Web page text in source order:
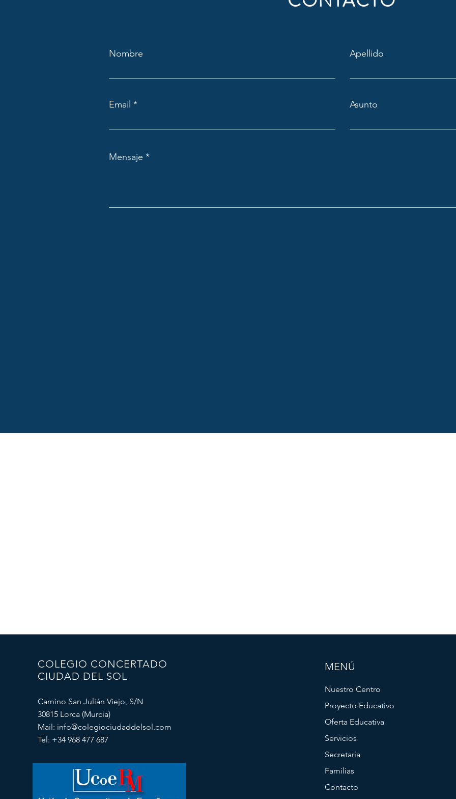
Nombre Apellido
Email Asunto
Mensaje
COLEGIO CONCERTADO
CIUDAD DEL SOL
Camino San Julián Viejo, S/N
30815 Lorca (Murcia)
Mail: info@colegiociudaddelsol.com
Tel: +34 968 477 687
MENÚ
Nuestro Centro
Proyecto Educativo
Oferta Educativa
Servicios
Secretaría
Familias
Contacto